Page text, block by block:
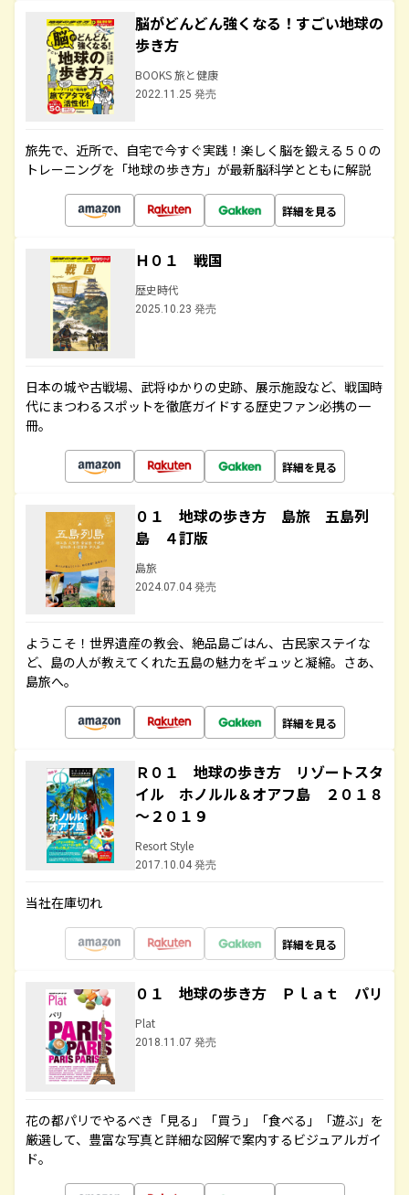
脳がどんどん強くなる！すごい地球の
歩き方
BOOKS 旅と健康
2022.11.25 発売
旅先で、近所で、自宅で今すぐ実践！楽しく脳を鍛える５０の
トレーニングを「地球の歩き方」が最新脳科学とともに解説
詳細を見る
Ｈ０１ 戦国
歴史時代
2025.10.23 発売
日本の城や古戦場、武将ゆかりの史跡、展示施設など、戦国時
代にまつわるスポットを徹底ガイドする歴史ファン必携の一
冊。
詳細を見る
０１ 地球の歩き方 島旅 五島列
島 ４訂版
島旅
2024.07.04 発売
ようこそ！世界遺産の教会、絶品島ごはん、古民家ステイな
ど、島の人が教えてくれた五島の魅力をギュッと凝縮。さあ、
島旅へ。
詳細を見る
Ｒ０１ 地球の歩き方 リゾートスタ
イル ホノルル＆オアフ島 ２０１８
～２０１９
Resort Style
2017.10.04 発売
当社在庫切れ
詳細を見る
０１ 地球の歩き方 Ｐｌａｔ パリ
Plat
2018.11.07 発売
花の都パリでやるべき「見る」「買う」「食べる」「遊ぶ」を
厳選して、豊富な写真と詳細な図解で案内するビジュアルガイ
ド。